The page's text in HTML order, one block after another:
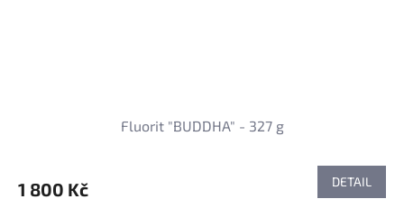
Fluorit "BUDDHA" - 327 g
1 800 Kč DETAIL